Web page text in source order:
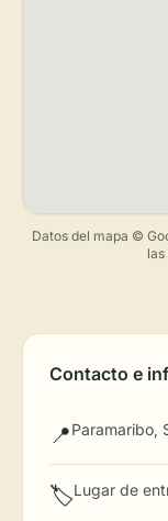
Datos del mapa ©
Contacto e
📍Paramaribo,
🏷️Lugar de